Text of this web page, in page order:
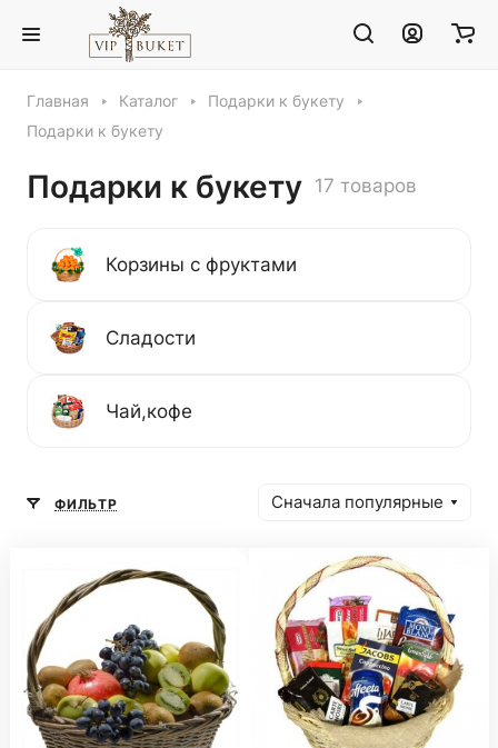
Главная Каталог
Подарки к букету
Подарки к букету
Подарки к букету 17 товаров
Корзины с фруктами
Сладости
Чай,кофе
ФИЛЬТР Сначала популярные